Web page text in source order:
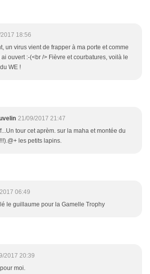
18:56
un virus vient de frapper à ma porte et comme
ouvert :-(<br /> Fièvre et courbatures, voilà le
WE !
21/09/2017 21:47
tour cet aprèm. sur la maha et montée du
les petits lapins.
06:49
le guillaume pour la Gamelle Trophy
2017 20:39
moi.